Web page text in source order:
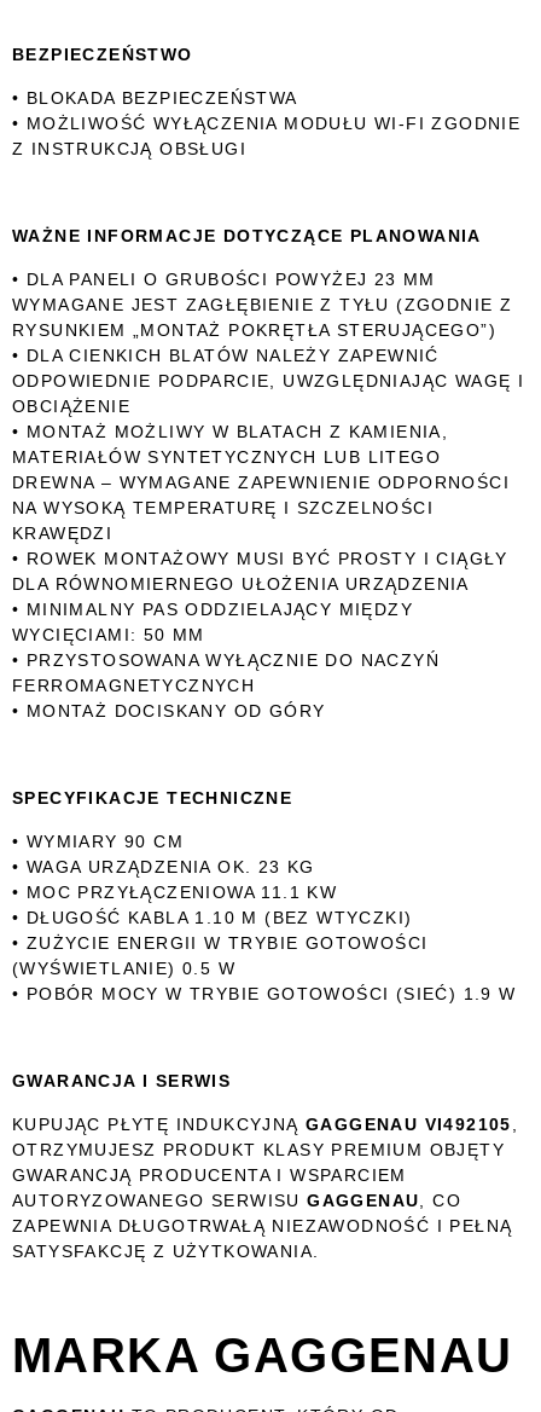
BEZPIECZEŃSTWO
• BLOKADA BEZPIECZEŃSTWA
• MOŻLIWOŚĆ WYŁĄCZENIA MODUŁU WI-FI ZGODNIE
Z INSTRUKCJĄ OBSŁUGI
WAŻNE INFORMACJE DOTYCZĄCE PLANOWANIA
• DLA PANELI O GRUBOŚCI POWYŻEJ 23 MM
WYMAGANE JEST ZAGŁĘBIENIE Z TYŁU (ZGODNIE Z
RYSUNKIEM „MONTAŻ POKRĘTŁA STERUJĄCEGO”)
• DLA CIENKICH BLATÓW NALEŻY ZAPEWNIĆ
ODPOWIEDNIE PODPARCIE, UWZGLĘDNIAJĄC WAGĘ I
OBCIĄŻENIE
• MONTAŻ MOŻLIWY W BLATACH Z KAMIENIA,
MATERIAŁÓW SYNTETYCZNYCH LUB LITEGO
DREWNA – WYMAGANE ZAPEWNIENIE ODPORNOŚCI
NA WYSOKĄ TEMPERATURĘ I SZCZELNOŚCI
KRAWĘDZI
• ROWEK MONTAŻOWY MUSI BYĆ PROSTY I CIĄGŁY
DLA RÓWNOMIERNEGO UŁOŻENIA URZĄDZENIA
• MINIMALNY PAS ODDZIELAJĄCY MIĘDZY
WYCIĘCIAMI: 50 MM
• PRZYSTOSOWANA WYŁĄCZNIE DO NACZYŃ
FERROMAGNETYCZNYCH
• MONTAŻ DOCISKANY OD GÓRY
SPECYFIKACJE TECHNICZNE
• WYMIARY 90 CM
• WAGA URZĄDZENIA OK. 23 KG
• MOC PRZYŁĄCZENIOWA 11.1 KW
• DŁUGOŚĆ KABLA 1.10 M (BEZ WTYCZKI)
• ZUŻYCIE ENERGII W TRYBIE GOTOWOŚCI
(WYŚWIETLANIE) 0.5 W
• POBÓR MOCY W TRYBIE GOTOWOŚCI (SIEĆ) 1.9 W
GWARANCJA I SERWIS
KUPUJĄC PŁYTĘ INDUKCYJNĄ GAGGENAU VI492105
OTRZYMUJESZ PRODUKT KLASY PREMIUM OBJĘTY
GWARANCJĄ PRODUCENTA I WSPARCIEM
AUTORYZOWANEGO SERWISU GAGGENAU , CO
ZAPEWNIA DŁUGOTRWAŁĄ NIEZAWODNOŚĆ I PEŁNĄ
SATYSFAKCJĘ Z UŻYTKOWANIA.
MARKA GAGGENAU